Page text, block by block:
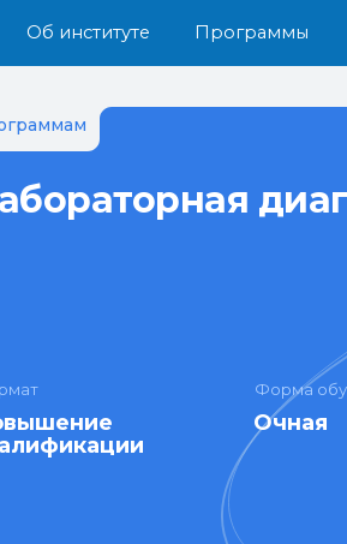
Об институте Программы
Форма
Очная